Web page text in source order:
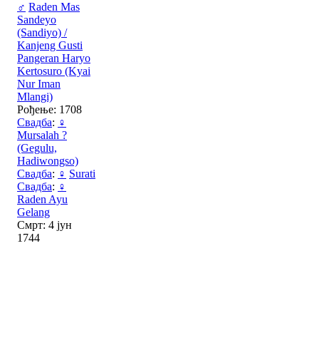
♂ Raden Mas
Sandeyo
(Sandiyo) /
Kanjeng Gusti
Pangeran Haryo
Kertosuro (Kyai
Nur Iman
Mlangi)
Рођење: 1708
Свадба: ♀
Mursalah ?
(Gegulu,
Hadiwongso)
Свадба: ♀ Surati
Свадба: ♀
Raden Ayu
Gelang
Смрт: 4 јун
1744